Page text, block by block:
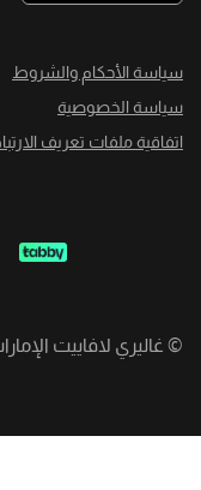
سياسة الأحكام والشروط
سياسة الخصوصية
اتفاقية ملفات تعريف
© غاليري لافاييت